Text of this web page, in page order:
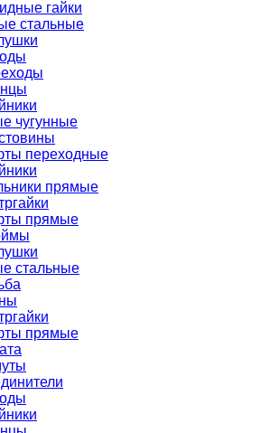
гайки
стальные
чугунные
переходные
прямые
прямые
стальные
прямые